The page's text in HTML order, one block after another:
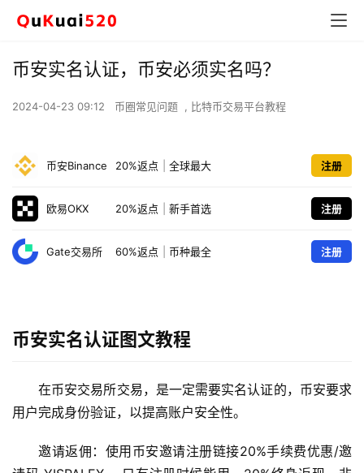
币安实名认证，币安必须实名吗？
2024-04-23 09:12 币圈常见问题 , 比特币交易平台教程
币安Binance 20%返点 全球最大 注册
欧易OKX 20%返点 新手首选 注册
Gate交易所 60%返点 币种最全 注册
币安实名认证图文教程
在币安交易所交易，是一定需要实名认证的，币安要求
用户完成身份验证，以提高账户安全性。
邀请返佣：使用币安邀请注册链接20%手续费优惠/邀